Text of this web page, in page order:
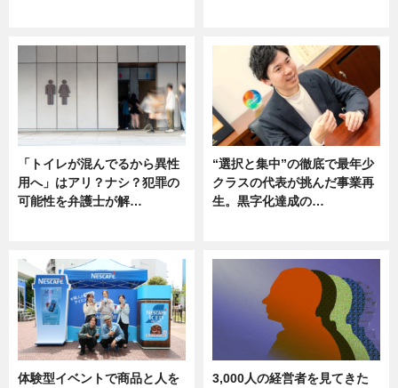
「トイレが混んでるから異性
用へ」はアリ？ナシ？犯罪の
可能性を弁護士が解…
“選択と集中”の徹底で最年少
クラスの代表が挑んだ事業再
生。黒字化達成の…
体験型イベントで商品と人を
3,000人の経営者を見てきた